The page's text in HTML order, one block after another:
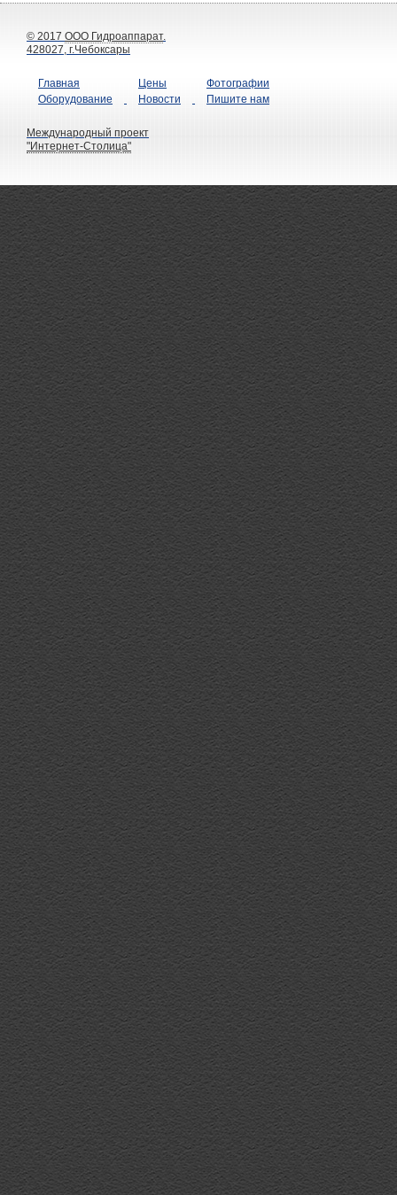
© 2017 ООО Гидроаппарат.
428027, г.Чебоксары
Главная
Оборудование
Цены
Новости
Фотографии
Пишите нам
Международный проект
"Интернет-Столица"